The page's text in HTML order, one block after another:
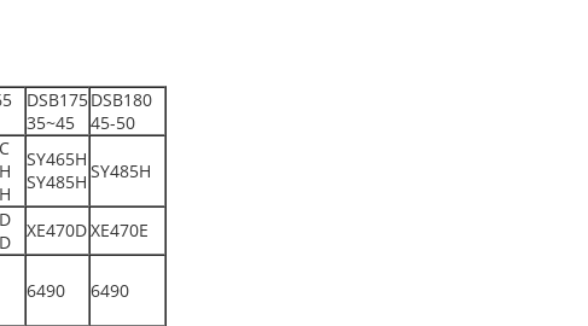
DSB175
35~45
DSB180
45-50
SY465H
SY485H SY485H
XE470DXE470E
6490 6490